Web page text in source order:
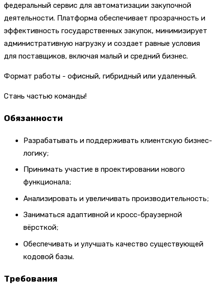
федеральный сервис для автоматизации закупочной
деятельности. Платформа обеспечивает прозрачность и
эффективность государственных закупок, минимизирует
административную нагрузку и создает равные условия
для поставщиков, включая малый и средний бизнес.
Формат работы - офисный, гибридный или удаленный.
Стань частью команды!
Обязанности
Разрабатывать и поддерживать клиентскую бизнес-
логику;
Принимать участие в проектировании нового
функционала;
Анализировать и увеличивать производительность;
Заниматься адаптивной и кросс-браузерной
вёрсткой;
Обеспечивать и улучшать качество существующей
кодовой базы.
Требования